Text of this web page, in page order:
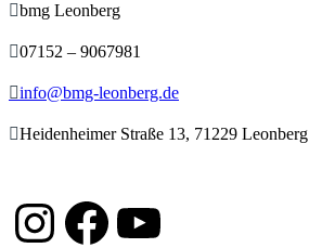
bmg Leonberg
07152 – 9067981
info@bmg-leonberg.de
Heidenheimer Straße 13, 71229 Leonberg
Instagram
Facebook
YouTube